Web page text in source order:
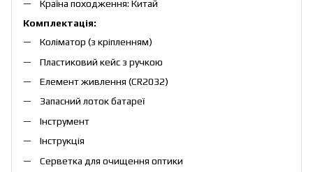
Країна походження: Китай
Комплектація:
Коліматор (з кріпленням)
Пластиковий кейс з ручкою
Елемент живлення (CR2032)
Запасний лоток батареї
Інструмент
Інструкція
Серветка для очищення оптики